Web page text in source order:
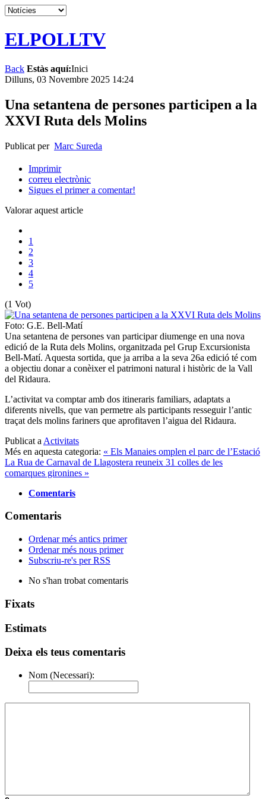
ELPOLLTV
Back Estàs aquí:Inici
Dilluns, 03 Novembre 2025 14:24
Una setantena de persones participen a la
XXVI Ruta dels Molins
Publicat per Marc Sureda
Imprimir
correu electrònic
Sigues el primer a comentar!
Valorar aquest article
1
2
3
4
5
(1 Vot)
Foto: G.E. Bell-Matí
Una setantena de persones van participar diumenge en una nova
edició de la Ruta dels Molins, organitzada pel Grup Excursionista
Bell-Matí. Aquesta sortida, que ja arriba a la seva 26a edició té com
a objectiu donar a conèixer el patrimoni natural i històric de la Vall
del Ridaura.
L’activitat va comptar amb dos itineraris familiars, adaptats a
diferents nivells, que van permetre als participants resseguir l’antic
traçat dels molins fariners que aprofitaven l’aigua del Ridaura.
Publicat a Activitats
Més en aquesta categoria: « Els Manaies omplen el parc de l’Estació
La Rua de Carnaval de Llagostera reuneix 31 colles de les
comarques gironines »
Comentaris
Comentaris
Ordenar més antics primer
Ordenar més nous primer
Subscriu-re's per RSS
No s'han trobat comentaris
Fixats
Estimats
Deixa els teus comentaris
Nom (Necessari):